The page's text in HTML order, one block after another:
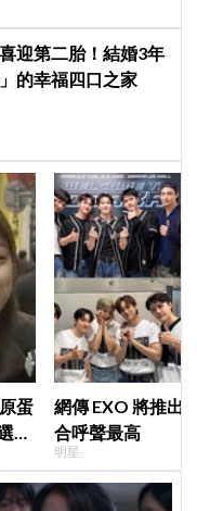
迎第二胎！結婚3年
的幸福四口之家
蛋
到
網傳 EXO 將推出
合呼聲最高
明星